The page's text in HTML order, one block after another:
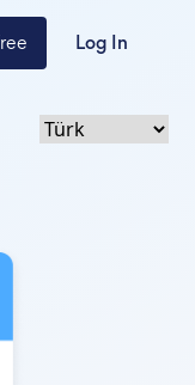
Log In